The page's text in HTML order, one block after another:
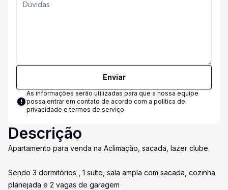
Enviar
As informações serão utilizadas para que a nossa equipe
possa entrar em contato de acordo com a política de
privacidade e termos de serviço
Descrição
Apartamento para venda na Aclimação, sacada, lazer clube.
Sendo 3 dormitórios , 1 suíte, sala ampla com sacada, cozinha
planejada e 2 vagas de garagem